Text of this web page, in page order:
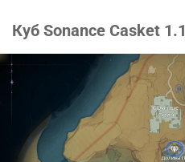
Куб Sonance Casket 1.1